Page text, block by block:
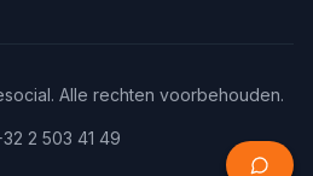
Alle rechten voorbehouden.
2 503 41 49